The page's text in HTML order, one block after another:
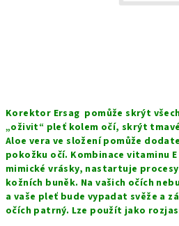
Korektor Ersag pomůže skrýt
„oživit“ pleť kolem očí, skrýt
Aloe vera ve složení pomůže
pokožku očí. Kombinace vitaminu
mimické vrásky, nastartuje
kožních buněk. Na vašich očích
a vaše pleť bude vypadat svěže a
očích patrný. Lze použít jako